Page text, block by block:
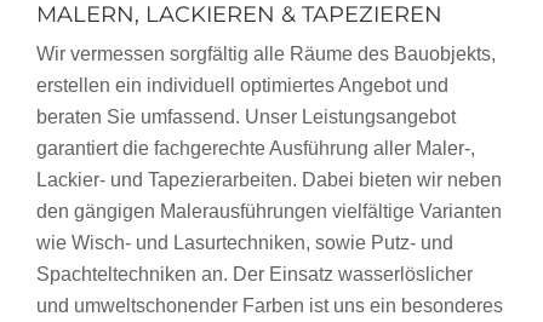
MALERN, LACKIEREN & TAPEZIEREN
Wir vermessen sorgfältig alle Räume des Bauobjekts,
erstellen ein individuell optimiertes Angebot und
beraten Sie umfassend. Unser Leistungsangebot
garantiert die fachgerechte Ausführung aller Maler-,
Lackier- und Tapezierarbeiten. Dabei bieten wir neben
den gängigen Malerausführungen vielfältige Varianten
wie Wisch- und Lasurtechniken, sowie Putz- und
Spachteltechniken an. Der Einsatz wasserlöslicher
und umweltschonender Farben ist uns ein besonderes